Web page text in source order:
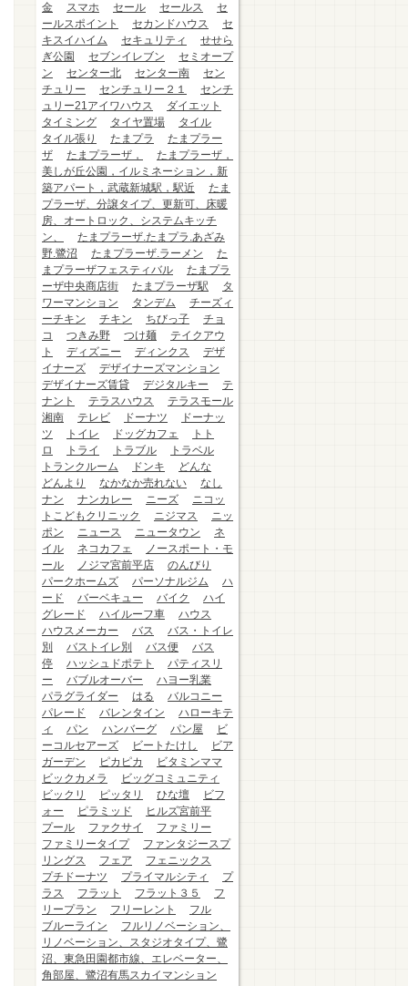
金
スマホ セール セールス
セ
ールスポイント
セカンドハウス
セ
キスイハイム
セキュリティ
せせら
ぎ公園
セブンイレブン
セミオープ
ン
センター北 センター南
セン
チュリー
センチュリー２１
センチ
ュリー21アイワハウス
ダイエット
タイミング
タイヤ置場
タイル
タイル張り
たまプラ
たまプラー
ザ
たまプラーザ，
たまプラーザ，
美しが丘公園，イルミネーション，新
築アパート，武蔵新城駅，駅近
たま
プラーザ、分譲タイプ、更新可、床暖
房、オートロック、システムキッチ
ン、
たまプラーザ.たまプラ.あざみ
野.鷺沼
たまプラーザ.ラーメン
た
まプラーザフェスティバル
たまプラ
ーザ中央商店街
たまプラーザ駅
タ
ワーマンション
タンデム
チーズィ
ーチキン
チキン ちびっ子
チョ
コ
つきみ野 つけ麺
テイクアウ
ト
ディズニー ディンクス
デザ
イナーズ
デザイナーズマンション
デザイナーズ賃貸
デジタルキー
テ
ナント
テラスハウス
テラスモール
湘南
テレビ ドーナツ
ドーナッ
ツ
トイレ ドッグカフェ
トト
ロ
トライ トラブル
トラベル
トランクルーム
ドンキ
どんな
どんより
なかなか売れない
なし
ナン
ナンカレー ニーズ
ニコッ
トこどもクリニック
ニジマス
ニッ
ポン
ニュース ニュータウン
ネ
イル
ネコカフェ
ノースポート・モ
ール
ノジマ宮前平店
のんびり
パークホームズ
パーソナルジム
ハ
ード
バーベキュー バイク
ハイ
グレード
ハイルーフ車
ハウス
ハウスメーカー
バス
バス・トイレ
別
バストイレ別 バス便
バス
停
ハッシュドポテト
パティスリ
ー
バブルオーバー
ハヨー乳業
パラグライダー
はる
バルコニー
パレード
バレンタイン
ハローキテ
ィ
パン ハンバーグ パン屋
ビ
ーコルセアーズ
ビートたけし
ビア
ガーデン
ピカピカ
ビタミンママ
ビックカメラ
ビッグコミュニティ
ビックリ
ピッタリ ひな壇
ビフ
ォー
ピラミッド
ヒルズ宮前平
プール
ファクサイ
ファミリー
ファミリータイプ
ファンタジースプ
リングス
フェア
フェニックス
プチドーナツ
プライマルシティ
プ
ラス
フラット フラット３５
フ
リープラン
フリーレント
フル
ブルーライン
フルリノベーション、
リノベーション、スタジオタイプ、鷺
沼、東急田園都市線、エレベーター、
角部屋、鷺沼有馬スカイマンション